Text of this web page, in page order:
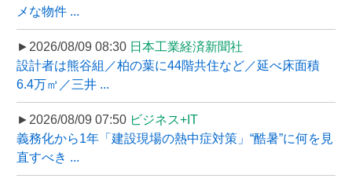
メな物件 ...
►2026/08/09 08:30 日本工業経済新聞社
設計者は熊谷組／柏の葉に44階共住など／延べ床面積
6.4万㎡／三井 ...
►2026/08/09 07:50 ビジネス+IT
義務化から1年「建設現場の熱中症対策」“酷暑”に何を見
直すべき ...